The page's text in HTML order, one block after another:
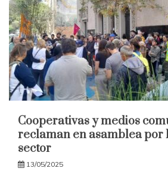
Cooperativas y medios
reclaman en asamblea por
sector
13/05/2025